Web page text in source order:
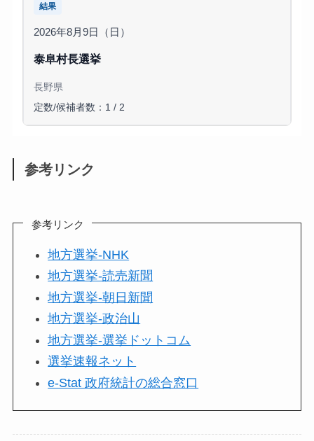
結果
2026年8月9日（日）
泰阜村長選挙
長野県
定数/候補者数：1 / 2
参考リンク
参考リンク
地方選挙-NHK
地方選挙-読売新聞
地方選挙-朝日新聞
地方選挙-政治山
地方選挙-選挙ドットコム
選挙速報ネット
e-Stat 政府統計の総合窓口